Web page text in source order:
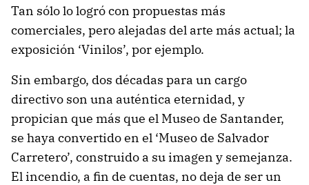
Tan sólo lo logró con propuestas más
comerciales, pero alejadas del arte más actual; la
exposición ‘Vinilos’, por ejemplo.
Sin embargo, dos décadas para un cargo
directivo son una auténtica eternidad, y
propician que más que el Museo de Santander,
se haya convertido en el ‘Museo de Salvador
Carretero’, construido a su imagen y semejanza.
El incendio, a fin de cuentas, no deja de ser un